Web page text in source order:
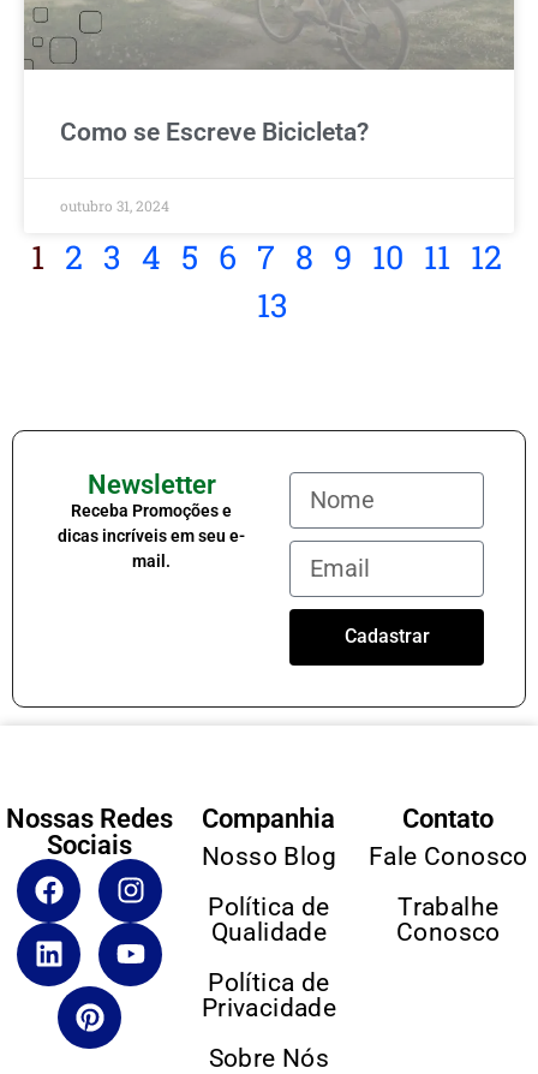
Como se Escreve Bicicleta?
outubro 31, 2024
1 2 3 4 5 6 7 8 9 10 11 12
13
Newsletter
Receba Promoções e
dicas incríveis em seu e-
mail.
Cadastrar
Nossas Redes
Sociais
Companhia
Nosso Blog
Política de
Qualidade
Política de
Privacidade
Sobre Nós
Contato
Fale Conosco
Trabalhe
Conosco